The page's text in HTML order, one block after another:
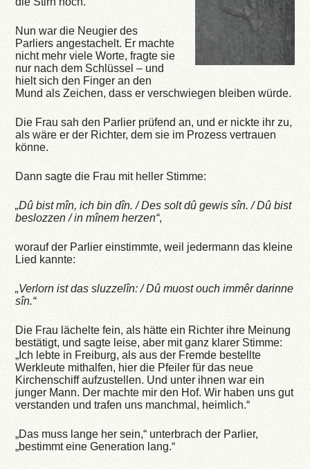
Nun war die Neugier des
Parliers angestachelt. Er machte
nicht mehr viele Worte, fragte sie
nur nach dem Schlüssel – und
hielt sich den Finger an den
Mund als Zeichen, dass er verschwiegen bleiben würde.
Die Frau sah den Parlier prüfend an, und er nickte ihr zu,
als wäre er der Richter, dem sie im Prozess vertrauen
könne.
Dann sagte die Frau mit heller Stimme:
„Dû bist mîn, ich bin dîn. / Des solt dû gewis sîn. / Dû bist
beslozzen / in mînem herzen“,
worauf der Parlier einstimmte, weil jedermann das kleine
Lied kannte:
„Verlorn ist das sluzzelîn: / Dû muost ouch immêr darinne
sîn.“
Die Frau lächelte fein, als hätte ein Richter ihre Meinung
bestätigt, und sagte leise, aber mit ganz klarer Stimme:
„Ich lebte in Freiburg, als aus der Fremde bestellte
Werkleute mithalfen, hier die Pfeiler für das neue
Kirchenschiff aufzustellen. Und unter ihnen war ein
junger Mann. Der machte mir den Hof. Wir haben uns gut
verstanden und trafen uns manchmal, heimlich.“
„Das muss lange her sein,“ unterbrach der Parlier,
„bestimmt eine Generation lang.“